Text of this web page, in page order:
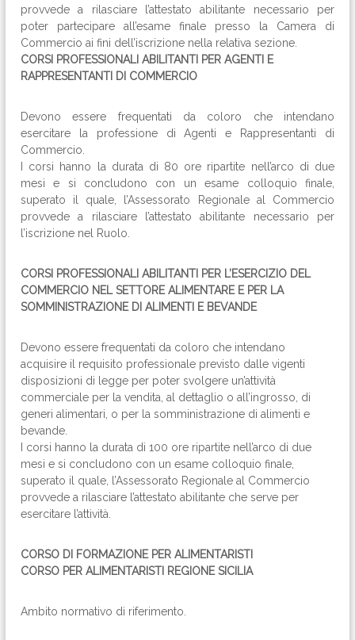
provvede a rilasciare l’attestato abilitante necessario per
poter partecipare all’esame finale presso la Camera di
Commercio ai fini dell’iscrizione nella relativa sezione.
CORSI PROFESSIONALI ABILITANTI PER AGENTI E
RAPPRESENTANTI DI COMMERCIO
Devono essere frequentati da coloro che intendano
esercitare la professione di Agenti e Rappresentanti di
Commercio.
I corsi hanno la durata di 80 ore ripartite nell’arco di due
mesi e si concludono con un esame colloquio finale,
superato il quale, l’Assessorato Regionale al Commercio
provvede a rilasciare l’attestato abilitante necessario per
l’iscrizione nel Ruolo.
CORSI PROFESSIONALI ABILITANTI PER L’ESERCIZIO DEL
COMMERCIO NEL SETTORE ALIMENTARE E PER LA
SOMMINISTRAZIONE DI ALIMENTI E BEVANDE
Devono essere frequentati da coloro che intendano
acquisire il requisito professionale previsto dalle vigenti
disposizioni di legge per poter svolgere un’attività
commerciale per la vendita, al dettaglio o all’ingrosso, di
generi alimentari, o per la somministrazione di alimenti e
bevande.
I corsi hanno la durata di 100 ore ripartite nell’arco di due
mesi e si concludono con un esame colloquio finale,
superato il quale, l’Assessorato Regionale al Commercio
provvede a rilasciare l’attestato abilitante che serve per
esercitare l’attività.
CORSO DI FORMAZIONE PER ALIMENTARISTI
CORSO PER ALIMENTARISTI REGIONE SICILIA
Ambito normativo di riferimento.